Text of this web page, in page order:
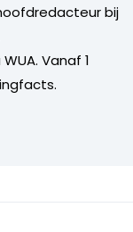
bij
Vanaf 1